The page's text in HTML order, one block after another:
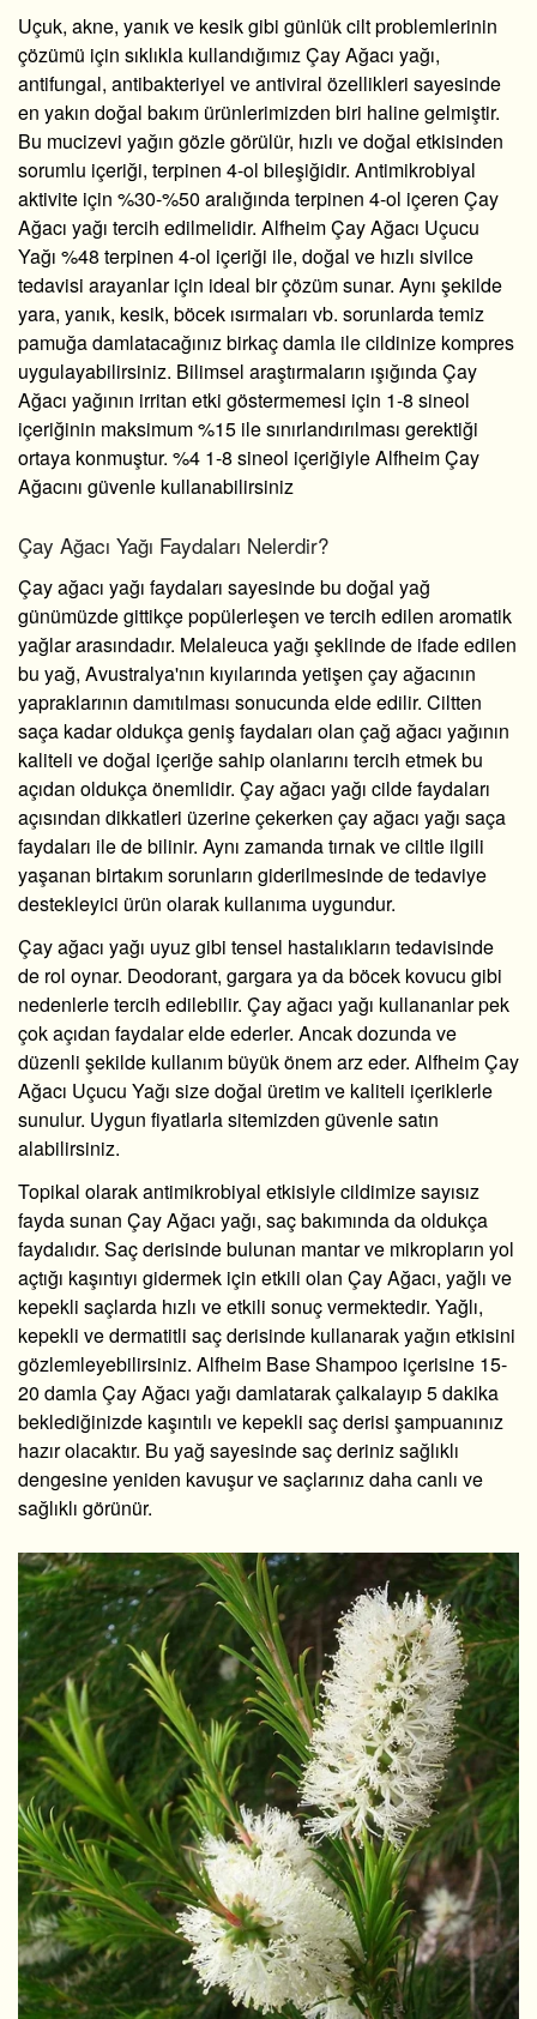
Uçuk, akne, yanık ve kesik gibi günlük cilt problemlerinin
çözümü için sıklıkla kullandığımız Çay Ağacı yağı,
antifungal, antibakteriyel ve antiviral özellikleri sayesinde
en yakın doğal bakım ürünlerimizden biri haline gelmiştir.
Bu mucizevi yağın gözle görülür, hızlı ve doğal etkisinden
sorumlu içeriği, terpinen 4-ol bileşiğidir. Antimikrobiyal
aktivite için %30-%50 aralığında terpinen 4-ol içeren Çay
Ağacı yağı tercih edilmelidir. Alfheim Çay Ağacı Uçucu
Yağı %48 terpinen 4-ol içeriği ile, doğal ve hızlı sivilce
tedavisi arayanlar için ideal bir çözüm sunar. Aynı şekilde
yara, yanık, kesik, böcek ısırmaları vb. sorunlarda temiz
pamuğa damlatacağınız birkaç damla ile cildinize kompres
uygulayabilirsiniz. Bilimsel araştırmaların ışığında Çay
Ağacı yağının irritan etki göstermemesi için 1-8 sineol
içeriğinin maksimum %15 ile sınırlandırılması gerektiği
ortaya konmuştur. %4 1-8 sineol içeriğiyle Alfheim Çay
Ağacını güvenle kullanabilirsiniz
Çay Ağacı Yağı Faydaları Nelerdir?
Çay ağacı yağı faydaları sayesinde bu doğal yağ
günümüzde gittikçe popülerleşen ve tercih edilen aromatik
yağlar arasındadır. Melaleuca yağı şeklinde de ifade edilen
bu yağ, Avustralya'nın kıyılarında yetişen çay ağacının
yapraklarının damıtılması sonucunda elde edilir. Ciltten
saça kadar oldukça geniş faydaları olan çağ ağacı yağının
kaliteli ve doğal içeriğe sahip olanlarını tercih etmek bu
açıdan oldukça önemlidir. Çay ağacı yağı cilde faydaları
açısından dikkatleri üzerine çekerken çay ağacı yağı saça
faydaları ile de bilinir. Aynı zamanda tırnak ve ciltle ilgili
yaşanan birtakım sorunların giderilmesinde de tedaviye
destekleyici ürün olarak kullanıma uygundur.
Çay ağacı yağı uyuzgibi tensel hastalıkların tedavisinde
de rol oynar. Deodorant, gargara ya da böcek kovucu gibi
nedenlerle tercih edilebilir. Çay ağacı yağı kullananlarpek
çok açıdan faydalar elde ederler. Ancak dozunda ve
düzenli şekilde kullanım büyük önem arz eder. Alfheim Çay
Ağacı Uçucu Yağı size doğal üretim ve kaliteli içeriklerle
sunulur. Uygun fiyatlarla sitemizden güvenle satın
alabilirsiniz.
Topikal olarak antimikrobiyal etkisiyle cildimize sayısız
fayda sunan Çay Ağacı yağı, saç bakımında da oldukça
faydalıdır. Saç derisinde bulunan mantar ve mikropların yol
açtığı kaşıntıyı gidermek için etkili olan Çay Ağacı, yağlı ve
kepekli saçlarda hızlı ve etkili sonuç vermektedir. Yağlı,
kepekli ve dermatitli saç derisinde kullanarak yağın etkisini
gözlemleyebilirsiniz. Alfheim Base Shampoo içerisine 15-
20 damla Çay Ağacı yağı damlatarak çalkalayıp 5 dakika
beklediğinizde kaşıntılı ve kepekli saç derisi şampuanınız
hazır olacaktır. Bu yağ sayesinde saç deriniz sağlıklı
dengesine yeniden kavuşur ve saçlarınız daha canlı ve
sağlıklı görünür.